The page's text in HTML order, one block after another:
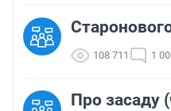
108 711 1
Про засаду